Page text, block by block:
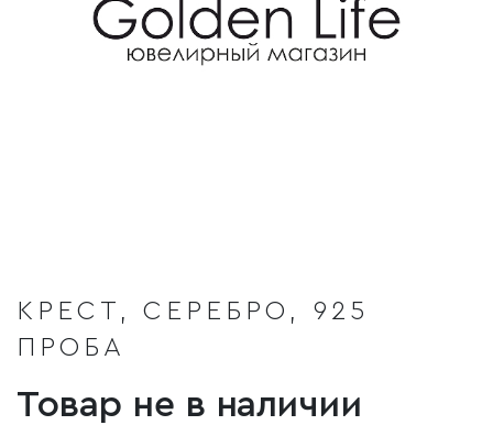
КРЕСТ, СЕРЕБРО, 925
ПРОБА
Товар не в наличии